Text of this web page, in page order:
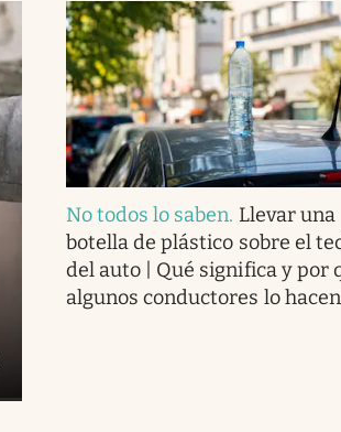
No todos lo saben. Llevar una
botella de plástico sobre el
del auto | Qué significa y por
algunos conductores lo hacen